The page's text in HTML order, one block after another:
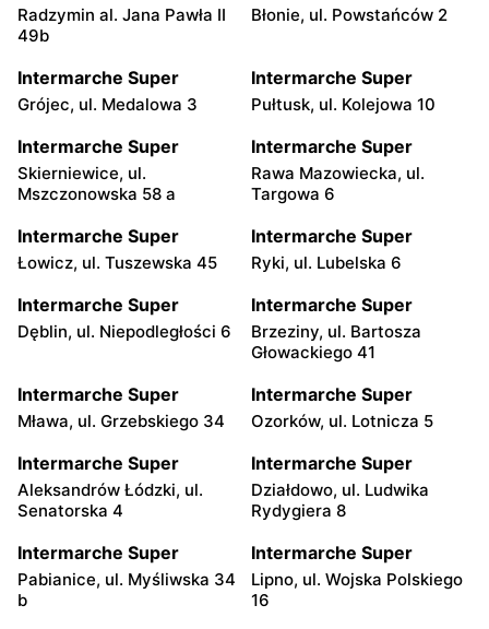
Radzymin al. Jana Pawła II
49b
Błonie, ul. Powstańców 2
Intermarche Super
Grójec, ul. Medalowa 3
Intermarche Super
Pułtusk, ul. Kolejowa 10
Intermarche Super
Skierniewice, ul.
Mszczonowska 58 a
Intermarche Super
Rawa Mazowiecka, ul.
Targowa 6
Intermarche Super
Łowicz, ul. Tuszewska 45
Intermarche Super
Ryki, ul. Lubelska 6
Intermarche Super
Dęblin, ul. Niepodległości 6
Intermarche Super
Brzeziny, ul. Bartosza
Głowackiego 41
Intermarche Super
Mława, ul. Grzebskiego 34
Intermarche Super
Ozorków, ul. Lotnicza 5
Intermarche Super
Aleksandrów Łódzki, ul.
Senatorska 4
Intermarche Super
Działdowo, ul. Ludwika
Rydygiera 8
Intermarche Super
Pabianice, ul. Myśliwska 34
b
Intermarche Super
Lipno, ul. Wojska Polskiego
16